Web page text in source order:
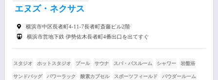
エヌズ・ネクサス
横浜市中区長者町4-11-7長者町斎藤ビル2階
横浜市営地下鉄 伊勢佐木長者町4番出口を出てすぐ
スタジオ ホットスタジオ プール サウナ スパ・バスルーム シャワー 岩盤浴
サンドバッグ パワーラック 酸素カプセル スポーツフィールド パウダールーム